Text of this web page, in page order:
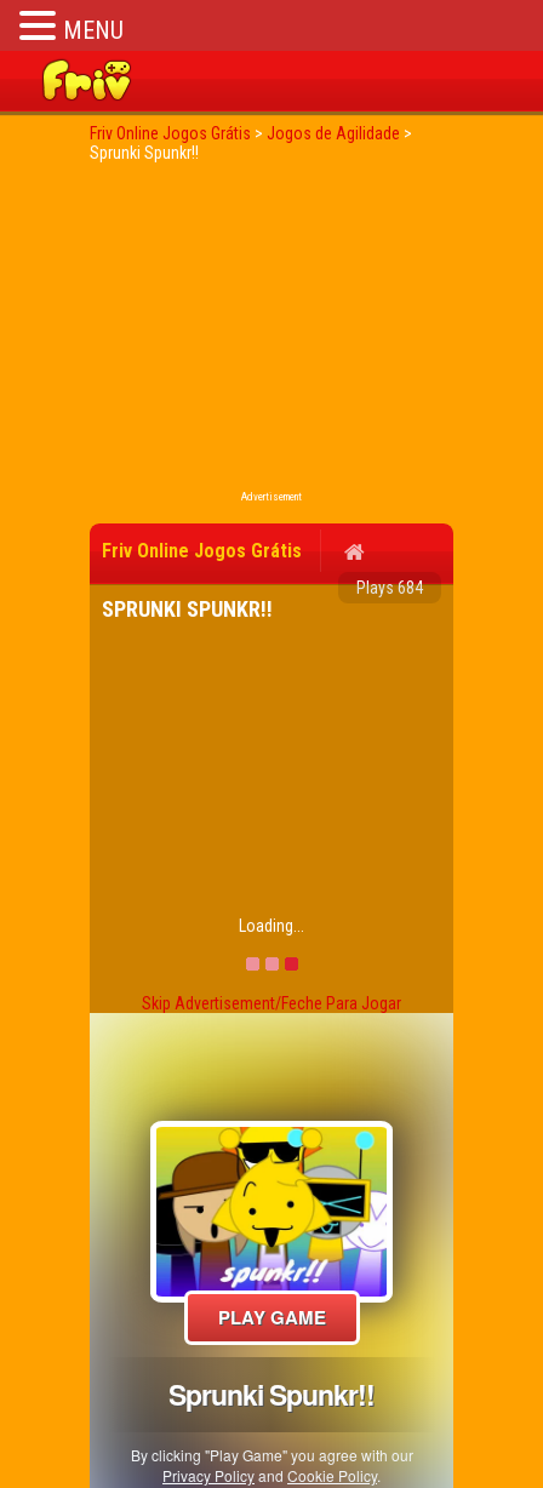
Friv Online Jogos Grátis > Jogos de Agilidade >
Sprunki Spunkr!!
Advertisement
Friv Online Jogos Grátis
Plays 684
SPRUNKI SPUNKR!!
Loading...
Skip Advertisement/Feche Para Jogar
MENU